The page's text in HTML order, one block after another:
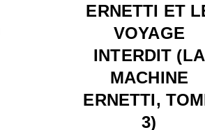
ERNETTI ET
VOYAGE
INTERDIT (LA
MACHINE
ERNETTI,
3)